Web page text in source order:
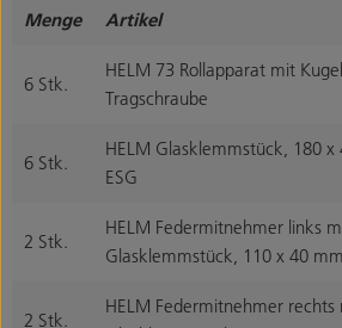
Menge Artikel
6 Stk.
HELM 73 Rollapparat mit
Tragschraube
6 Stk.
HELM Glasklemmstück, 180
ESG
2 Stk.
HELM Federmitnehmer links
Glasklemmstück, 110 x 40 mm
2 Stk.
HELM Federmitnehmer rechts